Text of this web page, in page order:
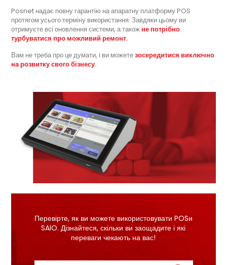
Posnet надає повну гарантію на апаратну платформу POS
протягом усього терміну використання. Завдяки цьому ви
отримуєте всі оновлення системи, а також не потрібно
турбуватися про можливий ремонт.
Вам не треба про це думати, і ви можетезосередитися виключно
на розвитку свого бізнесу.
Перевірте, як ви можете використовувати POSи
SAIO. Дізнайтеся, скільки ви заощадите і які
переваги чекають на вас!